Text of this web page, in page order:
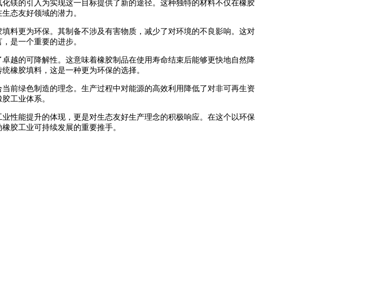
镁的引入为实现这一目标提供了新的途径。这种独特的材料不仅在橡胶
态友好领域的潜力。
料更为环保。其制备不涉及有害物质，减少了对环境的不良影响。这对
是一个重要的进步。
越的可降解性。这意味着橡胶制品在使用寿命结束后能够更快地自然降
橡胶填料，这是一种更为环保的选择。
前绿色制造的理念。生产过程中对能源的高效利用降低了对非可再生资
工业体系。
性能提升的体现，更是对生态友好生产理念的积极响应。在这个以环保
胶工业可持续发展的重要推手。